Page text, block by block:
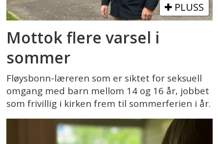
PLUSS
Mottok flere varsel i
sommer
Fløysbonn-læreren som er siktet for seksuell
omgang med barn mellom 14 og 16 år, jobbet
som frivillig i kirken frem til sommerferien i år.